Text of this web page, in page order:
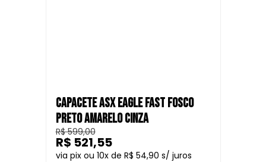
CAPACETE ASX EAGLE FAST FOSCO
PRETO AMARELO CINZA
R$ 599,00
10
R$ 54,90
R$ 521,55